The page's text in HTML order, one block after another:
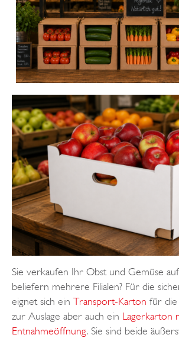
Sie verkaufen Ihr Obst und Gemüse
beliefern mehrere Filialen? Für die
eignet sich ein Transport-Karton für die
zur Auslage aber auch ein Lagerkarton
Entnahmeöffnung. Sie sind beide